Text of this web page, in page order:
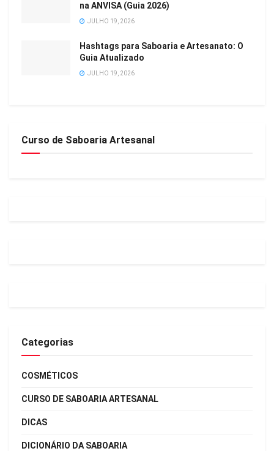
na ANVISA (Guia 2026)
JULHO 19, 2026
Hashtags para Saboaria e Artesanato: O
Guia Atualizado
JULHO 19, 2026
Curso de Saboaria Artesanal
Categorias
COSMÉTICOS
CURSO DE SABOARIA ARTESANAL
DICAS
DICIONÁRIO DA SABOARIA